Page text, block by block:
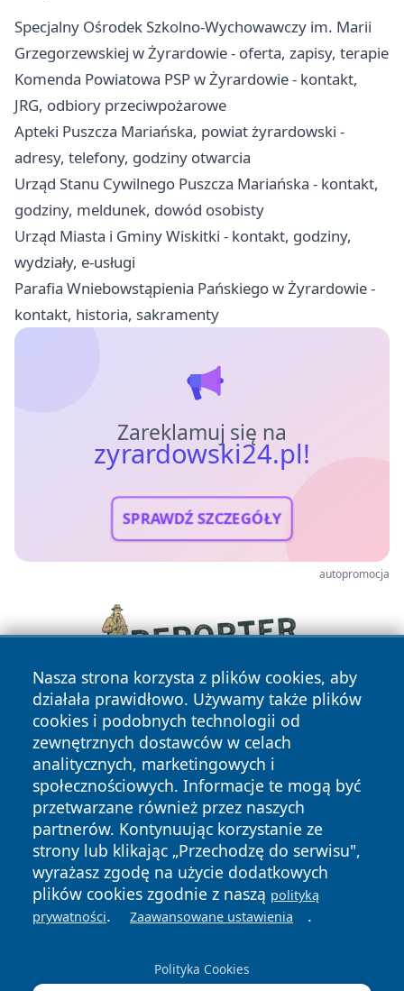
Specjalny Ośrodek Szkolno-Wychowawczy im. Marii
Grzegorzewskiej w Żyrardowie - oferta, zapisy, terapie
Komenda Powiatowa PSP w Żyrardowie - kontakt,
JRG, odbiory przeciwpożarowe
Apteki Puszcza Mariańska, powiat żyrardowski -
adresy, telefony, godziny otwarcia
Urząd Stanu Cywilnego Puszcza Mariańska - kontakt,
godziny, meldunek, dowód osobisty
Urząd Miasta i Gminy Wiskitki - kontakt, godziny,
wydziały, e-usługi
Parafia Wniebowstąpienia Pańskiego w Żyrardowie -
kontakt, historia, sakramenty
Zareklamuj się na
zyrardowski24.pl!
SPRAWDŹ SZCZEGÓŁY
autopromocja
Nasza strona korzysta z plików cookies, aby
działała prawidłowo. Używamy także plików
cookies i podobnych technologii od
zewnętrznych dostawców w celach
analitycznych, marketingowych i
społecznościowych. Informacje te mogą być
przetwarzane również przez naszych
partnerów. Kontynuując korzystanie ze
strony lub klikając „Przechodzę do serwisu",
wyrażasz zgodę na użycie dodatkowych
plików cookies zgodnie z naszą polityką
prywatności. Zaawansowane ustawienia .
Polityka Cookies
Copyright © 2026 zyrardowski24.pl Wszystkie prawa
zastrzeżone.
News Autorzy
Polityka
Prywatności
Polityka
Cookies